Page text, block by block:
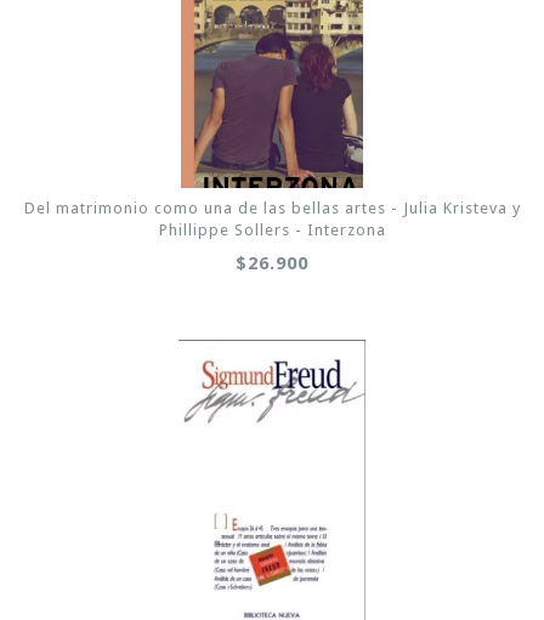
Del matrimonio como una de las bellas artes - Julia Kristeva y
Phillippe Sollers - Interzona
$26.900